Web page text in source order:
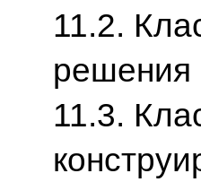
11.2.
решения
11.3.